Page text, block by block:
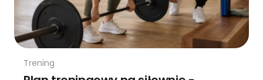
Trening